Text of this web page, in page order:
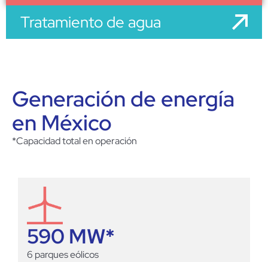
Tratamiento de agua
Generación de energía
en México
*Capacidad total en operación
6 parques eólicos
590 MW*